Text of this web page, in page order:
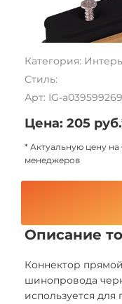
Категория:
Стиль:
Арт: IG-a039599269
Цена: 205
* Актуальную цену на
менеджеров
Описание
Коннектор
шинопровода
используется